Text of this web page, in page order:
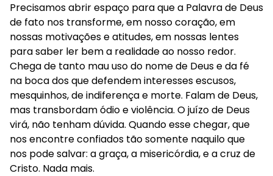
Precisamos abrir espaço para que a Palavra de Deus
de fato nos transforme, em nosso coração, em
nossas motivações e atitudes, em nossas lentes
para saber ler bem a realidade ao nosso redor.
Chega de tanto mau uso do nome de Deus e da fé
na boca dos que defendem interesses escusos,
mesquinhos, de indiferença e morte. Falam de Deus,
mas transbordam ódio e violência. O juízo de Deus
virá, não tenham dúvida. Quando esse chegar, que
nos encontre confiados tão somente naquilo que
nos pode salvar: a graça, a misericórdia, e a cruz de
Cristo. Nada mais.